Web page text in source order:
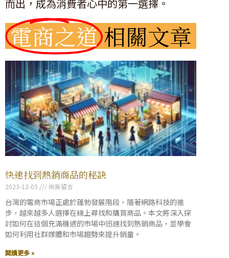
而出，成為消費者心中的第一選擇。
電商之道 相關文章
快速找到熱銷商品的秘訣
2023-12-05 尚無留言
台灣的電商市場正處於蓬勃發展階段，隨著網路科技的進
步，越來越多人選擇在線上尋找和購買商品。本文將深入探
討如何在這個充滿機遇的市場中迅速找到熱銷商品，並學會
如何利用社群媒體和市場趨勢來提升銷量。
閱讀更多 »